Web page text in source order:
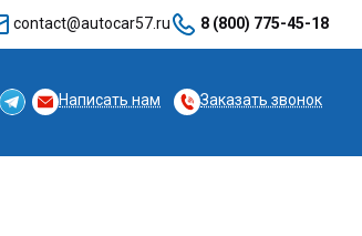
contact@autocar57.ru 8 (800) 775-45-18
Написать нам Заказать звонок